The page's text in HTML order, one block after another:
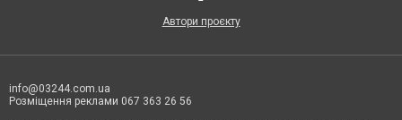
Автори проєкту
info@03244.com.ua
Розміщення реклами 067 363 26 56